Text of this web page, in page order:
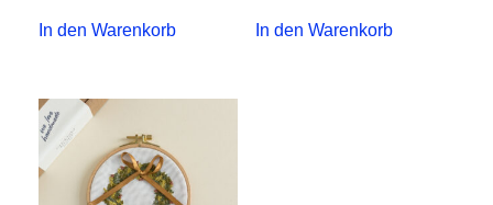
In den Warenkorb In den Warenkorb